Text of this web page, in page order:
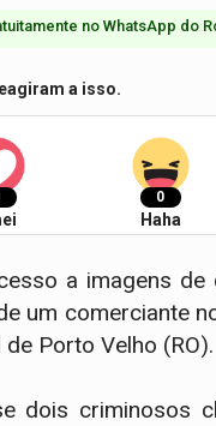
no WhatsApp do
a isso.
0
Haha
a imagens de
um comerciante
Porto Velho (RO).
dois criminosos